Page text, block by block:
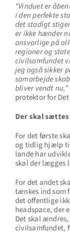
“Vinduet er
i den perfekte
det stadigt
er ikke hænder
ansvarlige på
regioner og
civilsamfundet
jeg også sikker
samarbejde
bliver vendt nu,”
protektor for
Der skal
For det første
og tidlig hjælp til
lande har
skal der lægges
For det andet
tænkes ind som
det offentlige
headspace, der
Det skal
civilsamfundet,